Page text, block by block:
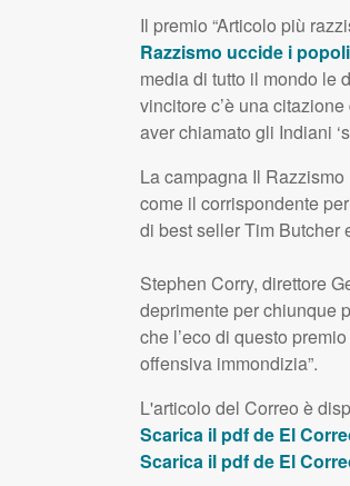
Il premio “Articolo più
Razzismo uccide i
media di tutto il mondo le
vincitore c’è una
aver chiamato gli Indiani
La campagna Il
come il corrispondente
di best seller Tim Butcher
Stephen Corry, direttore
deprimente per chiunque
che l’eco di questo
offensiva immondizia”.
L'articolo del Correo è
Scarica il pdf de El
Scarica il pdf de El